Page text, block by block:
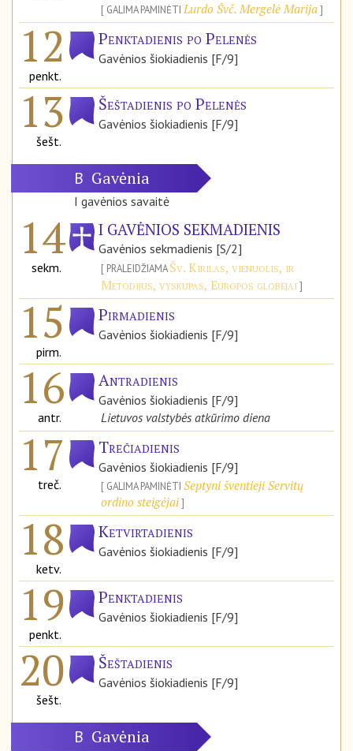
GALIMA PAMINĖTILurdo Švč. Mergelė Marija
12
penkt.
Penktadienis po Pelenės
Gavėnios šiokiadienis [F/9]
13
šešt.
Šeštadienis po Pelenės
Gavėnios šiokiadienis [F/9]
B Gavėnia
I gavėnios savaitė
14
sekm.
I GAVĖNIOS SEKMADIENIS
Gavėnios sekmadienis [S/2]
PRALEIDŽIAMAŠv. Kirilas, vienuolis, ir
Metodijus, vyskupas, Europos globėjai
15
pirm.
Pirmadienis
Gavėnios šiokiadienis [F/9]
16
antr.
Antradienis
Gavėnios šiokiadienis [F/9]
Lietuvos valstybės atkūrimo diena
17
treč.
Trečiadienis
Gavėnios šiokiadienis [F/9]
GALIMA PAMINĖTI Septyni šventieji Servitų
ordino steigėjai
18
ketv.
Ketvirtadienis
Gavėnios šiokiadienis [F/9]
19
penkt.
Penktadienis
Gavėnios šiokiadienis [F/9]
20
šešt.
Šeštadienis
Gavėnios šiokiadienis [F/9]
B Gavėnia